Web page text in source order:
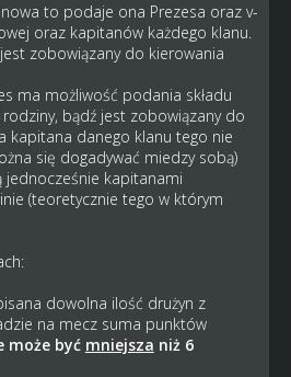
to podaje ona Prezesa oraz v-
oraz kapitanów każdego klanu.
zobowiązany do kierowania
ma możliwość podania składu
bądź jest zobowiązany do
kapitana danego klanu tego nie
się dogadywać miedzy sobą)
jednocześnie kapitanami
(teoretycznie tego w którym
dowolna ilość drużyn z
na mecz suma punktów
może być mniejsza niż 6